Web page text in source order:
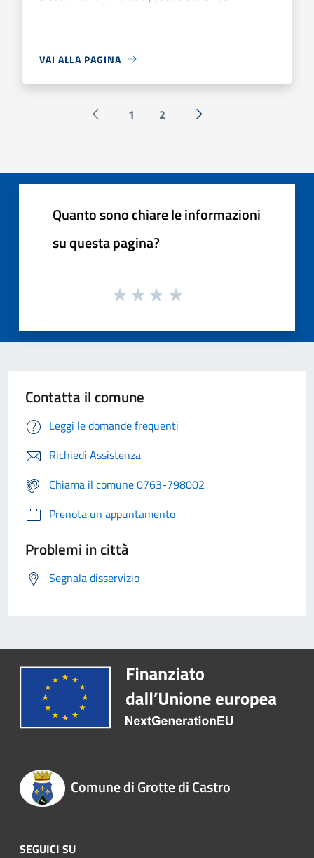
VAI ALLA PAGINA
Pagina precedente
1 2 Successiva »
Quanto sono chiare le informazioni
su questa pagina?
Contatta il comune
Leggi le domande frequenti
Richiedi Assistenza
Chiama il comune 0763-798002
Prenota un appuntamento
Problemi in città
Segnala disservizio
Comune di Grotte di Castro
SEGUICI SU